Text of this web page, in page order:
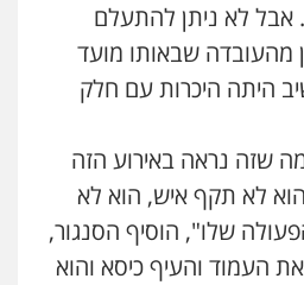
רוכברגר
שלומציון גבאי מנדלמן
דין
בייצוג בעבירות מין
לא ניתן להתעלם
מהעובדה שבאותו מועד
היתה היכרות עם חלק
שזה נראה באירוע הזה
לא תקף איש, הוא לא
שלו", הוסיף הסנגור,
העמוד והעיף כיסא והוא